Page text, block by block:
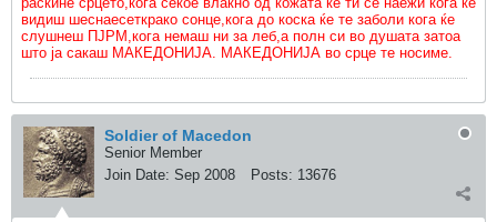
видиш шеснаесеткрако сонце,кога до коска ќе те заболи кога ќе
слушнеш ПЈРМ,кога немаш ни за леб,а полн си во душата затоа
што ја сакаш МАКЕДОНИЈА. МАКЕДОНИЈА во срце те носиме.
Soldier of Macedon
Senior Member
Join Date: Sep 2008 Posts: 13676